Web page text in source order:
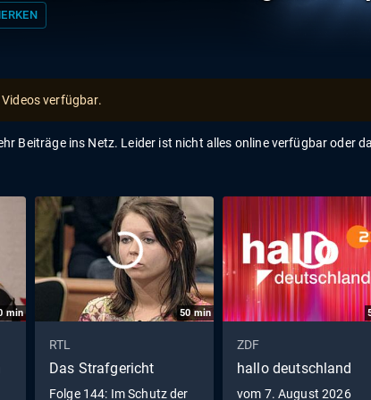
verfügbar.
Beiträge ins Netz. Leider ist nicht alles online verfügbar oder
min 50min
RTL
Das Strafgericht
Folge 144: Im Schutz der
ZDF
hallo deutschland
vom 7. August 2026